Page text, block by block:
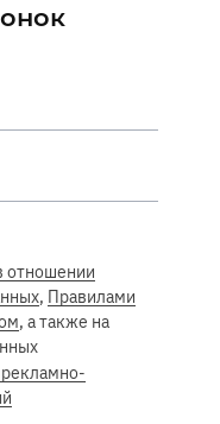
отношении
, Правилами
, а также на